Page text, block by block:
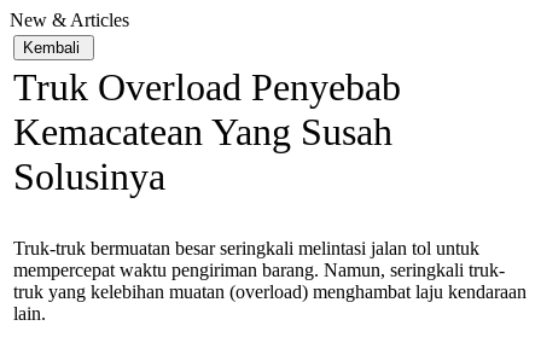
New & Articles
Truk Overload Penyebab
Kemacatean Yang Susah
Solusinya
Truk-truk bermuatan besar seringkali melintasi jalan tol untuk
mempercepat waktu pengiriman barang. Namun, seringkali truk-
truk yang kelebihan muatan (overload) menghambat laju kendaraan
lain.